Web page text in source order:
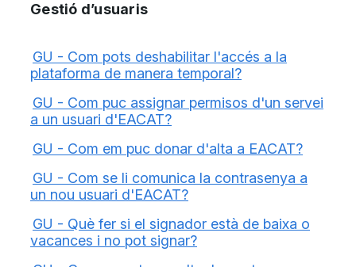
Gestió d’usuaris
GU - Com pots deshabilitar l'accés a la
plataforma de manera temporal?
GU - Com puc assignar permisos d'un servei
a un usuari d'EACAT?
GU - Com em puc donar d'alta a EACAT?
GU - Com se li comunica la contrasenya a
un nou usuari d'EACAT?
GU - Què fer si el signador està de baixa o
vacances i no pot signar?